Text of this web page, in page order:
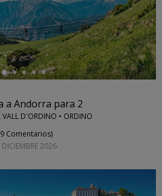
a Andorra para 2
VALL D'ORDINO • ORDINO
Comentarios)
DICIEMBRE 2026